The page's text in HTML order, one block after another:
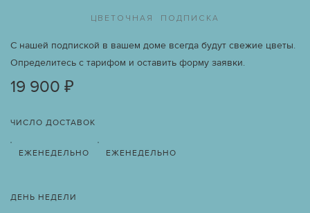
ЦВЕТОЧНАЯ ПОДПИСКА
С нашей подпиской в вашем доме всегда будут свежие цветы.
Определитесь с тарифом и оставить форму заявки.
19 900 ₽
ЧИСЛО ДОСТАВОК
ЕЖЕНЕДЕЛЬНО ЕЖЕНЕДЕЛЬНО
ДЕНЬ НЕДЕЛИ